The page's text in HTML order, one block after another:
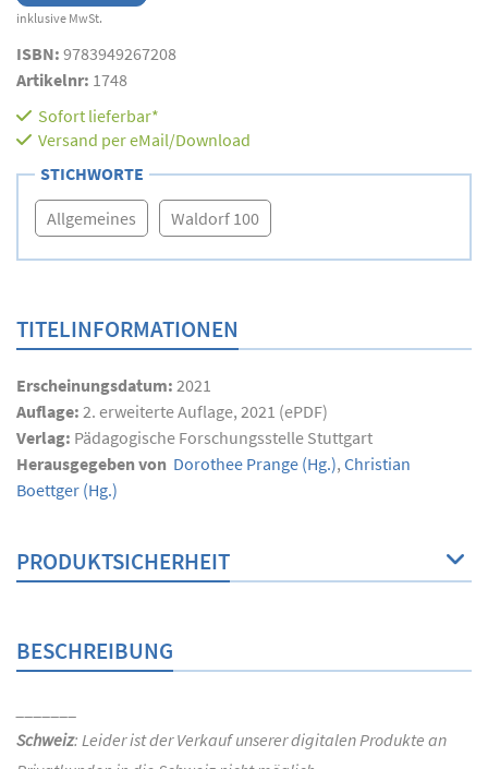
inklusive MwSt.
ISBN: 9783949267208
Artikelnr: 1748
Sofort lieferbar*
Versand per eMail/Download
STICHWORTE
Allgemeines Waldorf 100
TITELINFORMATIONEN
Erscheinungsdatum: 2021
Auflage: 2. erweiterte Auflage, 2021 (ePDF)
Verlag: Pädagogische Forschungsstelle Stuttgart
Herausgegeben von Dorothee Prange (Hg.), Christian
Boettger (Hg.)
PRODUKTSICHERHEIT
BESCHREIBUNG
Schweiz: Leider ist der Verkauf unserer digitalen Produkte an